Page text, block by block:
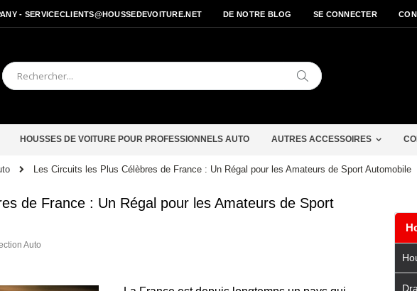
- SERVICECLIENTS@HOUSSEDEVOITURE.NET DE NOTRE BLOG SE CONNECTER
Chercher
HOUSSES DE VOITURE POUR PROFESSIONNELS AUTO AUTRES ACCESSOIRES
Les Circuits les Plus Célèbres de France : Un Régal pour les Amateurs de Sport Automobile
de France : Un Régal pour les Amateurs de Sport
Auto